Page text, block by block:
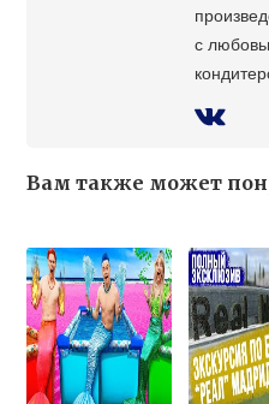
с
Вам также может